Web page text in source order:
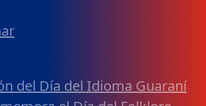
del Día del Idioma Guaraní